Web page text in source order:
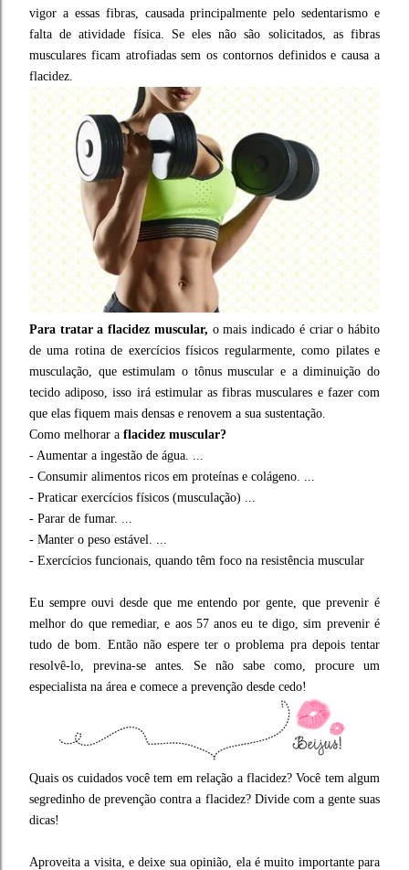
vigor a essas fibras, causada principalmente pelo sedentarismo e
falta de atividade física. Se eles não são solicitados, as fibras
musculares ficam atrofiadas sem os contornos definidos e causa a
flacidez.
Para tratar a flacidez muscular, o mais indicado é criar o hábito
de uma rotina de exercícios físicos regularmente, como pilates e
musculação, que estimulam o tônus muscular e a diminuição do
tecido adiposo, isso irá estimular as fibras musculares e fazer com
que elas fiquem mais densas e renovem a sua sustentação.
Como melhorar a flacidez muscular?
- Aumentar a ingestão de água. ...
- Consumir alimentos ricos em proteínas e colágeno. ...
- Praticar exercícios físicos (musculação) ...
- Parar de fumar. ...
- Manter o peso estável. ...
- Exercícios funcionais, quando têm foco na resistência muscular
Eu sempre ouvi desde que me entendo por gente, que prevenir é
melhor do que remediar, e aos 57 anos eu te digo, sim prevenir é
tudo de bom. Então não espere ter o problema pra depois tentar
resolvê-lo, previna-se antes. Se não sabe como, procure um
especialista na área e comece a prevenção desde cedo!
Quais os cuidados você tem em relação a flacidez? Você tem algum
segredinho de prevenção contra a flacidez? Divide com a gente suas
dicas!
Aproveita a visita, e deixe sua opinião, ela é muito importante para